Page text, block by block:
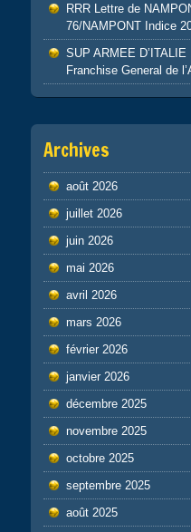
RRR Lettre de
76/NAMPONT Indice
SUP ARMEE
Franchise General de
Archives
août 2026
juillet 2026
juin 2026
mai 2026
avril 2026
mars 2026
février 2026
janvier 2026
décembre 2025
novembre 2025
octobre 2025
septembre 2025
août 2025